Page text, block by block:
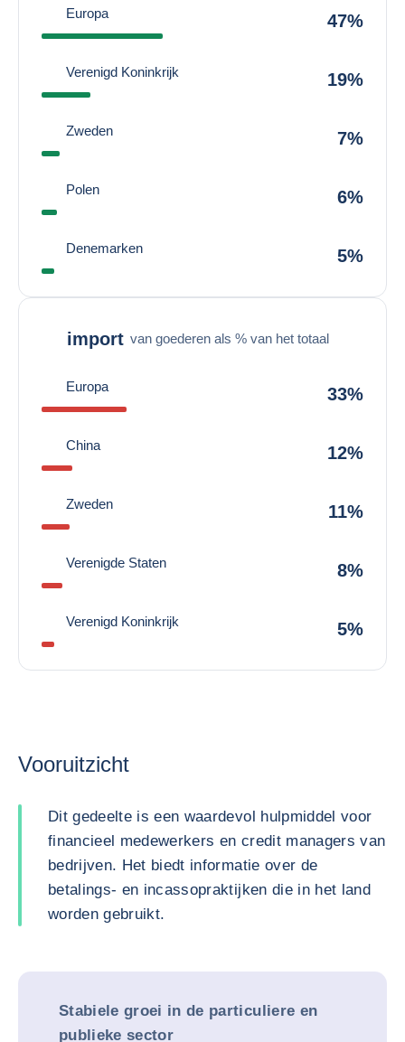
Europa 47%
Verenigd Koninkrijk 19%
Zweden 7%
Polen 6%
Denemarken 5%
import van goederen als % van het totaal
Europa 33%
China 12%
Zweden 11%
Verenigde Staten 8%
Verenigd Koninkrijk 5%
Vooruitzicht
Dit gedeelte is een waardevol hulpmiddel voor
financieel medewerkers en credit managers van
bedrijven. Het biedt informatie over de
betalings- en incassopraktijken die in het land
worden gebruikt.
Stabiele groei in de particuliere en
publieke sector